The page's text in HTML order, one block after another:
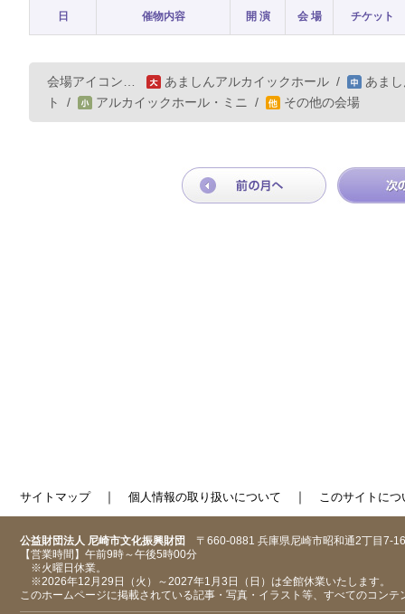
日 催物内容 開 演 会 場 チケット
会場アイコン… あましんアルカイックホール /
あま
ト
/ アルカイックホール・ミニ / その他の会場
サイトマップ｜ 個人情報の取り扱いについて ｜ このサイトにつ
公益財団法人 尼崎市文化振興財団 〒660-0881 兵庫県尼崎市昭和通2丁目7-16
【営業時間】午前9時～午後5時00分
※火曜日休業。
※2026年12月29日（火）～2027年1月3日（日）は全館休業いたします。
このホームページに掲載されている記事・写真・イラスト等、すべてのコン